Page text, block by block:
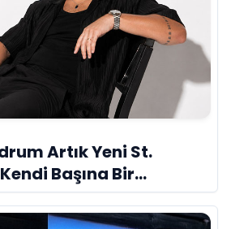
Artık Yeni St.
Başına Bir